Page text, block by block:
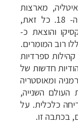
מארצות
השפלה ומהולנד, נמשכה עד המאה ה- 18. כל זאת,
והוצאת כ-
קהילות ספרדיות
יהודיות חדשות של
ומאוסטריה
העולם השנייה,
כלכלית. על
בכתבה זו.